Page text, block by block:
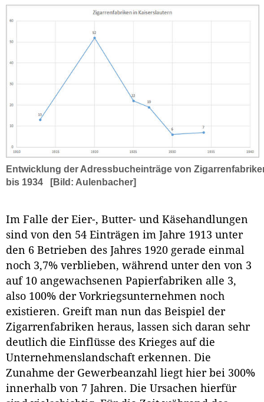
Entwicklung der Adressbucheinträge von
bis 1934
[Bild: Aulenbacher]
Im Falle der Eier-, Butter- und Käsehandlungen
sind von den 54 Einträgen im Jahre 1913 unter
den 6 Betrieben des Jahres 1920 gerade einmal
noch 3,7% verblieben, während unter den von 3
auf 10 angewachsenen Papierfabriken alle 3,
also 100% der Vorkriegsunternehmen noch
existieren. Greift man nun das Beispiel der
Zigarrenfabriken heraus, lassen sich daran sehr
deutlich die Einflüsse des Krieges auf die
Unternehmenslandschaft erkennen. Die
Zunahme der Gewerbeanzahl liegt hier bei 300%
innerhalb von 7 Jahren. Die Ursachen hierfür